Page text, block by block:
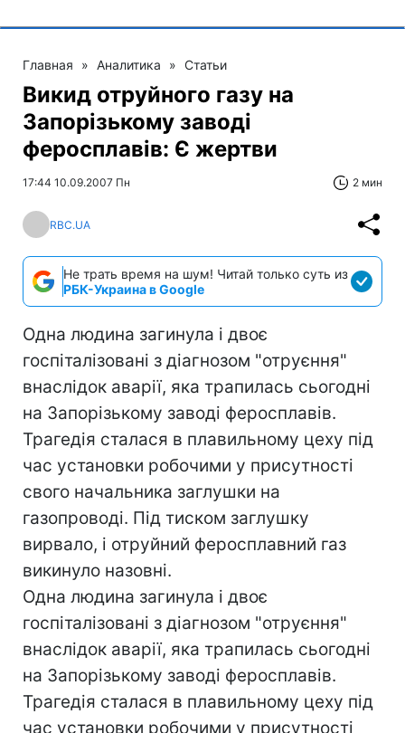
Главная » Аналитика » Статьи
Викид отруйного газу на
Запорізькому заводі
феросплавів: Є жертви
17:44 10.09.2007 Пн 2 мин
RBC.UA
Не трать время на шум! Читай только суть из
РБК-Украина в Google
Одна людина загинула і двоє
госпіталізовані з діагнозом "отруєння"
внаслiдок аварії, яка трапилась сьогодні
на Запорізькому заводі феросплавів.
Трагедія сталася в плавильному цеху під
час установки робочими у присутності
свого начальника заглушки на
газопроводі. Під тиском заглушку
вирвало, і отруйний феросплавний газ
викинуло назовні.
Одна людина загинула і двоє
госпіталізовані з діагнозом "отруєння"
внаслiдок аварії, яка трапилась сьогодні
на Запорізькому заводі феросплавів.
Трагедія сталася в плавильному цеху під
час установки робочими у присутності